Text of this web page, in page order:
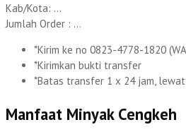
Kab/Kota: …
Jumlah Order : …
*Kirim ke no 0823-4778-1820
*Kirimkan bukti transfer
*Batas transfer 1 x 24 jam,
Manfaat Minyak Cengkeh